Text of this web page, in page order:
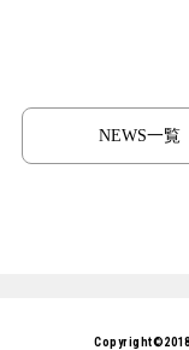
NEWS一覧
Copyright©2018